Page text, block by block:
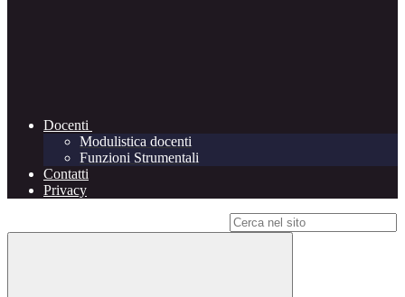
Docenti
Modulistica docenti
Funzioni Strumentali
Contatti
Privacy